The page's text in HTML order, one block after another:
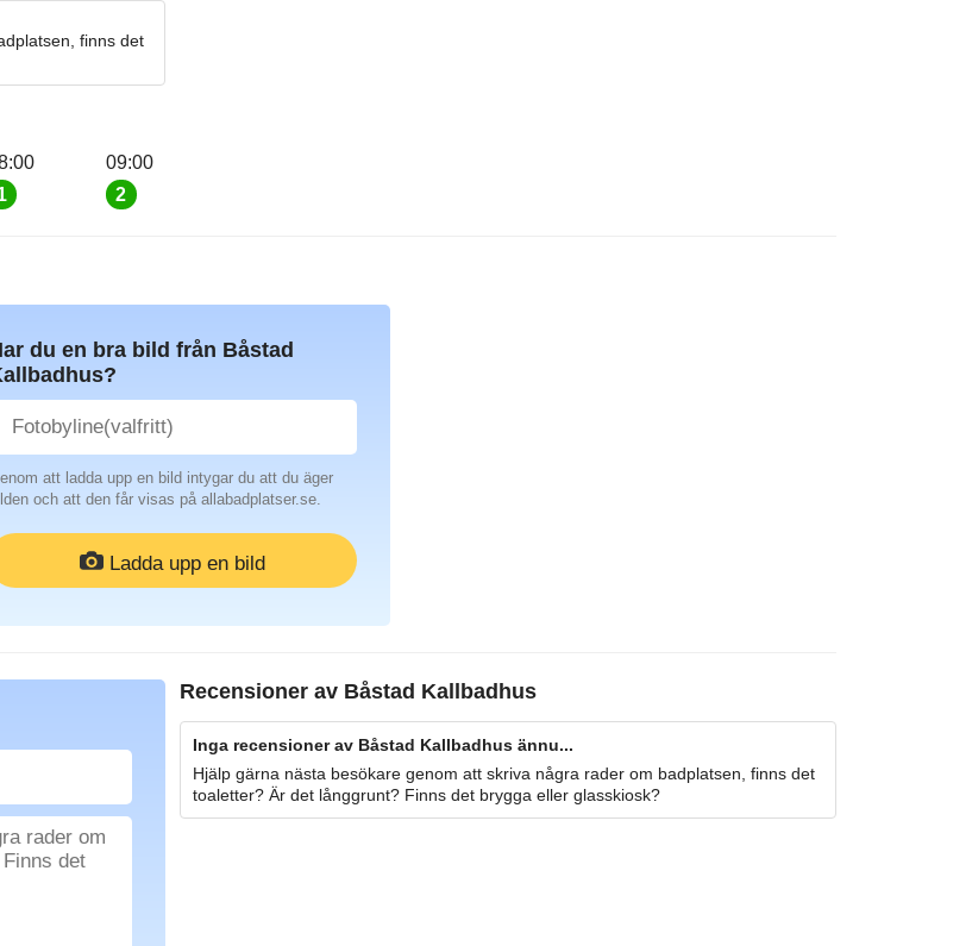
finns det
09:00
2
du en bra bild från Båstad
att ladda upp en bild intygar du att du äger
och att den får visas på allabadplatser.se.
Ladda upp en bild
Recensioner av Båstad Kallbadhus
Inga recensioner av Båstad Kallbadhus ännu...
Hjälp gärna nästa besökare genom att skriva några rader om badplatsen, finns det
toaletter? Är det långgrunt? Finns det brygga eller glasskiosk?